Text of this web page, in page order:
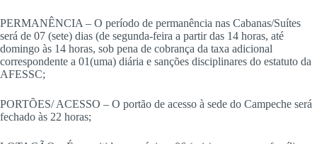
PERMANÊNCIA – O período de permanência nas Cabanas/Suítes
será de 07 (sete) dias (de segunda-feira a partir das 14 horas, até
domingo às 14 horas, sob pena de cobrança da taxa adicional
correspondente a 01(uma) diária e sanções disciplinares do estatuto da
AFESSC;
PORTÕES/ ACESSO – O portão de acesso à sede do Campeche será
fechado às 22 horas;